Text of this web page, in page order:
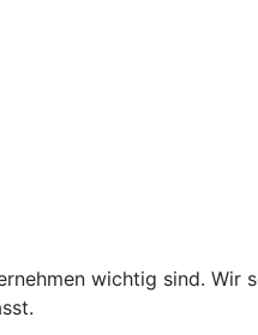
wichtig sind. Wir